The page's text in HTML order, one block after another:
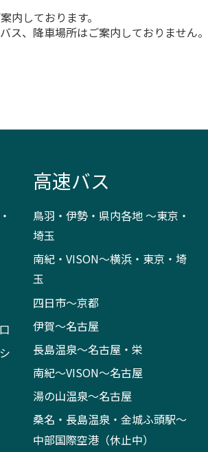
内しております。
、降車場所はご案内しておりません。
高速バス
鳥羽・伊勢・県内各地 ～東京・
埼玉
南紀・VISON～横浜・東京・埼
玉
四日市～京都
伊賀～名古屋
長島温泉～名古屋・栄
南紀～VISON～名古屋
湯の山温泉～名古屋
桑名・長島温泉・金城ふ頭駅～
中部国際空港（休止中）